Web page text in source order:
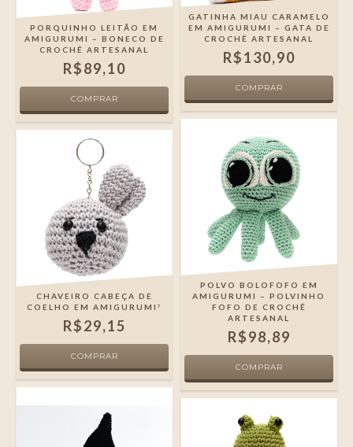
PORQUINHO LEITÃO EM
AMIGURUMI – BONECO DE
CROCHÊ ARTESANAL
R$89,10
GATINHA MIAU CARAMELO
EM AMIGURUMI – GATA DE
CROCHÊ ARTESANAL
R$130,90
CHAVEIRO CABEÇA DE
COELHO EM AMIGURUMI⁷
R$29,15
POLVO BOLOFOFO EM
AMIGURUMI – POLVINHO
FOFO DE CROCHÊ
ARTESANAL
R$98,89